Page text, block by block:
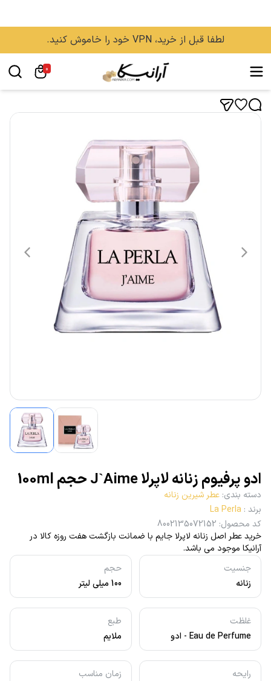
لطفا قبل از خرید، VPN خود را خاموش کنید.
0
ادو پرفیوم زنانه لاپرلا J`Aime حجم 100ml
جنسیت
زنانه
حجم
100 میلی لیتر
غلظت
Eau de Perfume - ادو
پرفیوم
طبع
ملایم
رایحه
زمان مناسب
دسته بندی: عطر شیرین زنانه
برند :
La Perla
کد محصول:
8002135072152
خرید عطر اصل زنانه لاپرلا جایم با ضمانت بازگشت هفت روزه کالا در
آرانیکا موجود می باشد.